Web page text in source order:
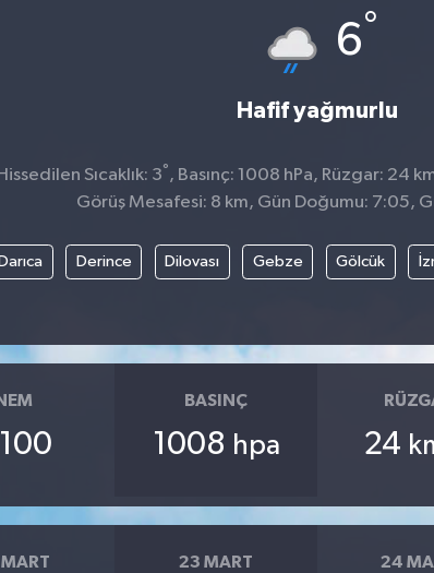
6°
Hafif yağmurlu
Sıcaklık: 3° , Basınç: 1008 hPa, Rüzgar: 24
Görüş Mesafesi: 8 km, Gün Doğumu: 7:05,
Darıca Derince Dilovası Gebze Gölcük
BASINÇ
1008 hpa 24
23 MART 24